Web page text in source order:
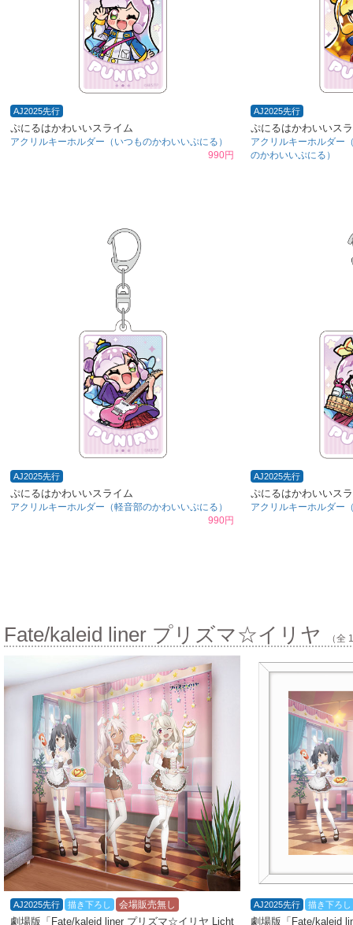
AJ2025先行
ぷにるはかわいいスライム
アクリルキーホルダー（いつものかわいいぷにる）
990円
AJ2025先行
ぷにるはかわいいス
アクリルキーホルダー
のかわいいぷにる）
AJ2025先行
ぷにるはかわいいスライム
アクリルキーホルダー（軽音部のかわいいぷにる）
990円
AJ2025先行
ぷにるはかわいいス
アクリルキーホルダー
Fate/kaleid liner プリズマ☆イリヤ （全
AJ2025先行 描き下ろし 会場販売無し
劇場版「Fate/kaleid liner プリズマ☆イリヤ Licht
AJ2025先行 描き下ろし
劇場版「Fate/kaleid